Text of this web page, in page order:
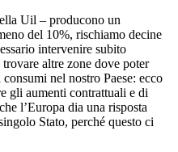
Uil – producono un
del 10%, rischiamo decine
intervenire subito
altre zone dove poter
nel nostro Paese: ecco
gli aumenti contrattuali e di
l’Europa dia una risposta
Stato, perché questo ci